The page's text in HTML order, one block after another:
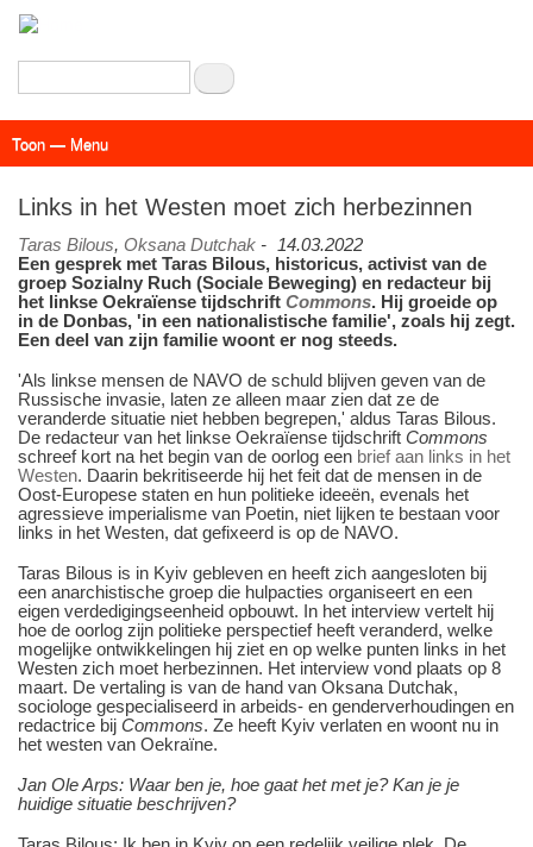
inhoud
Zoeken
Menu
Toon — Menu
Links in het Westen moet zich herbezinnen
Taras Bilous, Oksana Dutchak - 14.03.2022
Een gesprek met Taras Bilous, historicus, activist van de
groep Sozialny Ruch (Sociale Beweging) en redacteur bij
het linkse Oekraïense tijdschrift Commons. Hij groeide op
in de Donbas, 'in een nationalistische familie', zoals hij zegt.
Een deel van zijn familie woont er nog steeds.
'Als linkse mensen de NAVO de schuld blijven geven van de
Russische invasie, laten ze alleen maar zien dat ze de
veranderde situatie niet hebben begrepen,' aldus Taras Bilous.
De redacteur van het linkse Oekraïense tijdschrift Commons
schreef kort na het begin van de oorlog een brief aan links in het
Westen. Daarin bekritiseerde hij het feit dat de mensen in de
Oost-Europese staten en hun politieke ideeën, evenals het
agressieve imperialisme van Poetin, niet lijken te bestaan voor
links in het Westen, dat gefixeerd is op de NAVO.
Taras Bilous is in Kyiv gebleven en heeft zich aangesloten bij
een anarchistische groep die hulpacties organiseert en een
eigen verdedigingseenheid opbouwt. In het interview vertelt hij
hoe de oorlog zijn politieke perspectief heeft veranderd, welke
mogelijke ontwikkelingen hij ziet en op welke punten links in het
Westen zich moet herbezinnen. Het interview vond plaats op 8
maart. De vertaling is van de hand van Oksana Dutchak,
sociologe gespecialiseerd in arbeids- en genderverhoudingen en
redactrice bij Commons. Ze heeft Kyiv verlaten en woont nu in
het westen van Oekraïne.
Jan Ole Arps: Waar ben je, hoe gaat het met je? Kan je je
huidige situatie beschrijven?